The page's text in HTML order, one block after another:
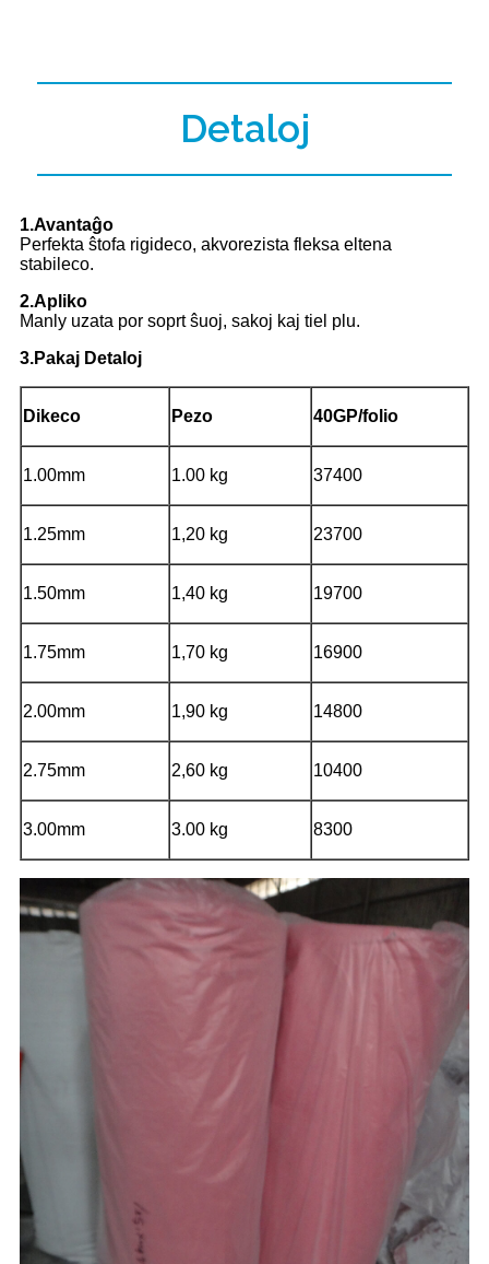
Detaloj
1.Avantaĝo
Perfekta ŝtofa rigideco, akvorezista fleksa eltena
stabileco.
2.Apliko
Manly uzata por soprt ŝuoj, sakoj kaj tiel plu.
3.Pakaj Detaloj
Dikeco Pezo 40GP/folio
1.00mm 1.00 kg 37400
1.25mm 1,20 kg 23700
1.50mm 1,40 kg 19700
1.75mm 1,70 kg 16900
2.00mm 1,90 kg 14800
2.75mm 2,60 kg 10400
3.00mm 3.00 kg 8300